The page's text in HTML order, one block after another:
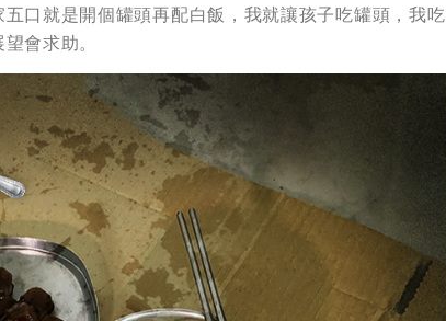
口就是開個罐頭再配白飯，我就讓孩子吃罐頭，我吃
會求助。